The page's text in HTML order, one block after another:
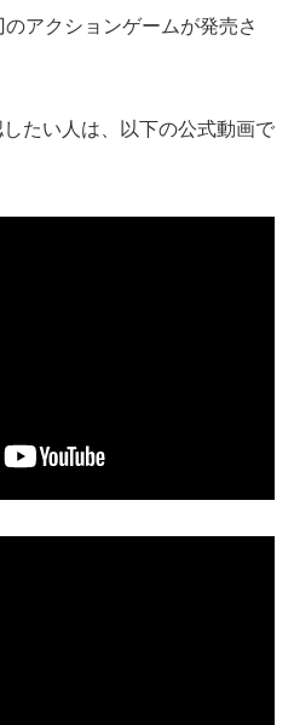
アクションゲームが発売さ
たい人は、以下の公式動画で